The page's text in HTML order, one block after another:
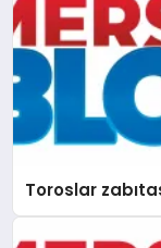
Toroslar